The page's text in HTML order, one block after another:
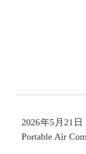
2026年5 月 21
Portable Air